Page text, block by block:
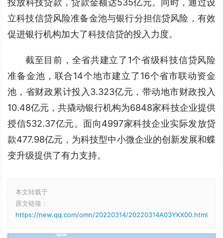
投放科技贷款，贷款金额达535亿元。同时，通过设
立科技信贷风险准备金池与银行分担信贷风险，有效
促进银行机构加大了科技信贷的投入力度。
截至目前，全省共建立了1个省级科技信贷风险
准备金池，联合14个地市建立了16个省市联动资金
池，省财政累计投入3.323亿元，带动地市财政投入
10.48亿元，共撬动银行机构为6848家科技企业提供
授信532.37亿元。面向4997家科技企业实际发放贷
款477.98亿元，为科技型中小微企业的创新发展和蝶
变升级提供了有力支持。
本文转载于
原文链接：
https://new.qq.com/omn/20220314/20220314A03YKX00.html